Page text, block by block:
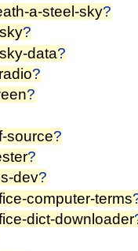
a-steel-sky?
?
data?
?
?
source?
?
dev?
computer-terms
dict-downloader